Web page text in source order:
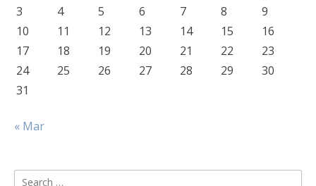
3
4 5 6 7 8
9
10
11 12 13 14 15
16
17
18 19 20 21 22
23
24
25 26 27 28 29
30
31
« Mar
Search